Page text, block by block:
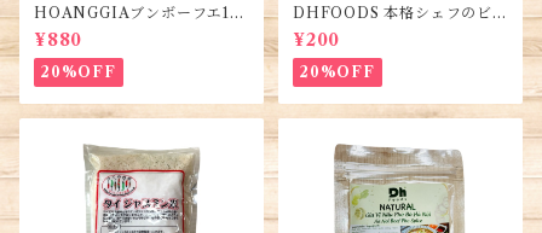
HOANGGIAブンボーフエ12
0g (5袋)・Bún Bò Huế
¥880
20%OFF
DHFOODS 本格シェフのビー
フフォーのセット・Gia Vị Ph
ở Bò Sài Gòn
¥200
20%OFF